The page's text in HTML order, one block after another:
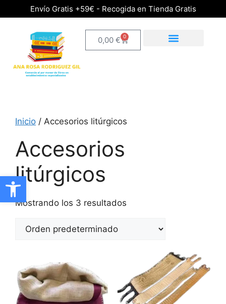
Abrir barra de herramientas
Envío Gratis +59€ - Recogida en Tienda Gratis
0,00 € 0
Inicio / Accesorios litúrgicos
Accesorios
litúrgicos
Mostrando los 3 resultados